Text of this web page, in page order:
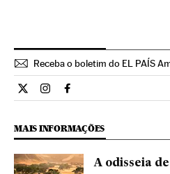
Receba o boletim do EL PAÍS
Internacional El País Brasil en
Internacional El País
Internacional El País
MAIS INFORMAÇÕES
A odisseia